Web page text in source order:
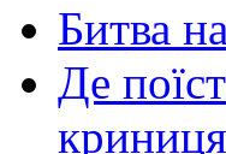
Битва
Де
криниця